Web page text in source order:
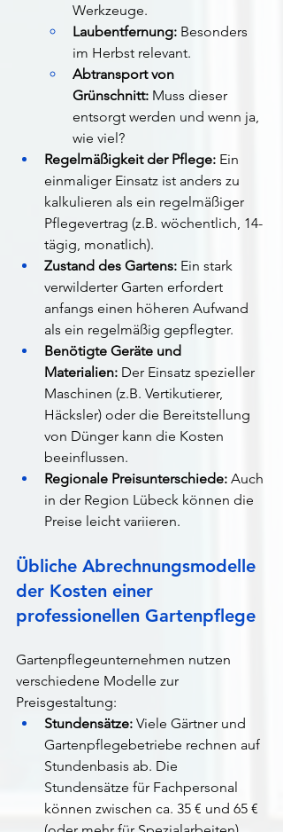
Werkzeuge.
Laubentfernung: Besonders
im Herbst relevant.
Abtransport von
Grünschnitt: Muss dieser
entsorgt werden und wenn ja,
wie viel?
Regelmäßigkeit der Pflege: Ein
einmaliger Einsatz ist anders zu
kalkulieren als ein regelmäßiger
Pflegevertrag (z.B. wöchentlich, 14-
tägig, monatlich).
Zustand des Gartens: Ein stark
verwilderter Garten erfordert
anfangs einen höheren Aufwand
als ein regelmäßig gepflegter.
Benötigte Geräte und
Materialien: Der Einsatz spezieller
Maschinen (z.B. Vertikutierer,
Häcksler) oder die Bereitstellung
von Dünger kann die Kosten
beeinflussen.
Regionale Preisunterschiede: Auch
in der Region Lübeck können die
Preise leicht variieren.
Übliche Abrechnungsmodelle
der Kosten einer
professionellen Gartenpflege
Gartenpflegeunternehmen nutzen
verschiedene Modelle zur
Preisgestaltung:
Stundensätze: Viele Gärtner und
Gartenpflegebetriebe rechnen auf
Stundenbasis ab. Die
Stundensätze für Fachpersonal
können zwischen ca. 35 € und 65 €